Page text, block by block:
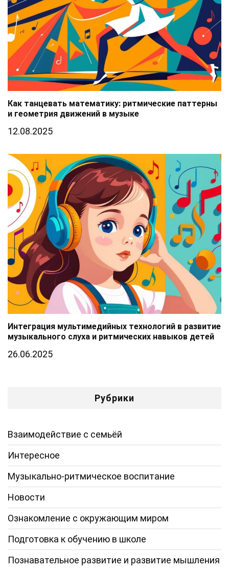
Как танцевать математику: ритмические паттерны
и геометрия движений в музыке
12.08.2025
Интеграция мультимедийных технологий в развитие
музыкального слуха и ритмических навыков детей
26.06.2025
Рубрики
Взаимодействие с семьёй
Интересное
Музыкально-ритмическое воспитание
Новости
Ознакомление с окружающим миром
Подготовка к обучению в школе
Познавательное развитие и развитие мышления